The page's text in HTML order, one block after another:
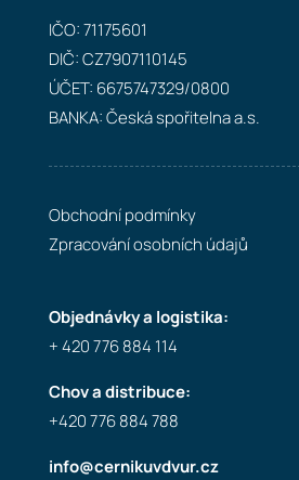
IČO: 71175601
DIČ: CZ7907110145
ÚČET: 6675747329/0800
BANKA: Česká spořitelna a.s.
Obchodní podmínky
Zpracování osobních údajů
Objednávky a logistika:
+ 420 776 884 114
Chov a distribuce:
+420 776 884 788
info@cernikuvdvur.cz